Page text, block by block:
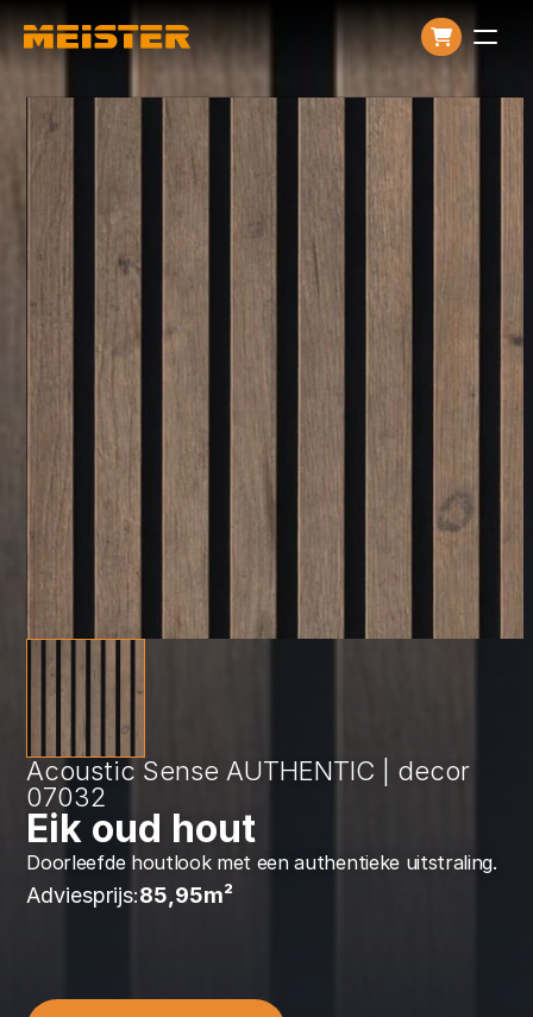
ProductenOver ons
Acoustic Sense AUTHENTIC | decor
07032
Eik oud hout
Adviesprijs:85,95m²
Doorleefde houtlook met een authentieke uitstraling.